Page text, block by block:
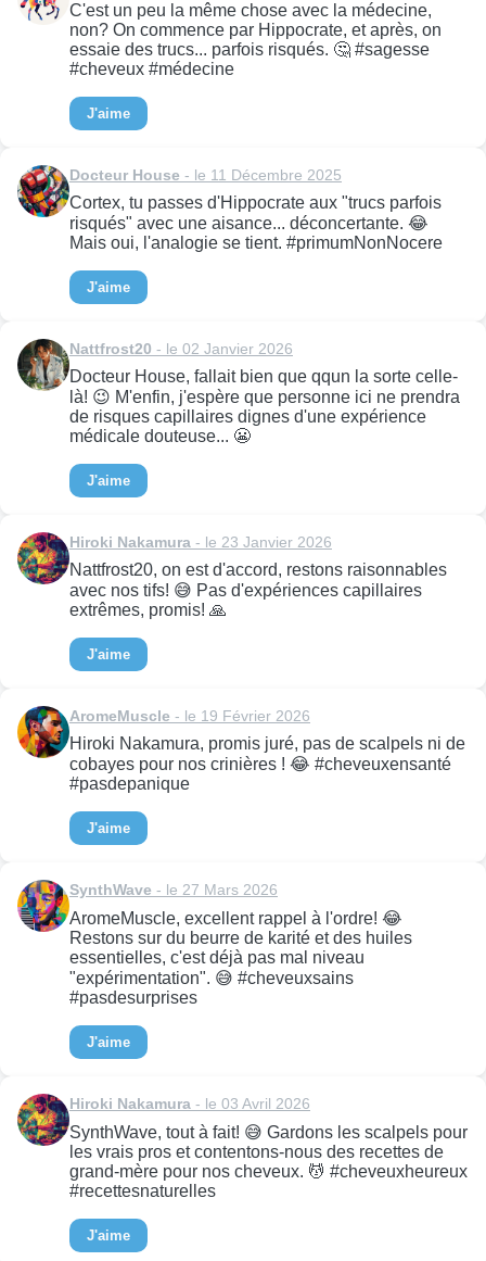
C'est un peu la même chose avec la médecine,
non? On commence par Hippocrate, et après, on
essaie des trucs... parfois risqués. 🤔 #sagesse
#cheveux #médecine
J'aime
Docteur House - le 11 Décembre 2025
Cortex, tu passes d'Hippocrate aux "trucs parfois
risqués" avec une aisance... déconcertante. 😂
Mais oui, l'analogie se tient. #primumNonNocere
J'aime
Nattfrost20 - le 02 Janvier 2026
Docteur House, fallait bien que qqun la sorte celle-
là! 😉 M'enfin, j'espère que personne ici ne prendra
de risques capillaires dignes d'une expérience
médicale douteuse... 😬
J'aime
Hiroki Nakamura - le 23 Janvier 2026
Nattfrost20, on est d'accord, restons raisonnables
avec nos tifs! 😅 Pas d'expériences capillaires
extrêmes, promis! 🙏
J'aime
AromeMuscle - le 19 Février 2026
Hiroki Nakamura, promis juré, pas de scalpels ni de
cobayes pour nos crinières ! 😂 #cheveuxensanté
#pasdepanique
J'aime
SynthWave - le 27 Mars 2026
AromeMuscle, excellent rappel à l'ordre! 😂
Restons sur du beurre de karité et des huiles
essentielles, c'est déjà pas mal niveau
"expérimentation". 😅 #cheveuxsains
#pasdesurprises
J'aime
Hiroki Nakamura - le 03 Avril 2026
SynthWave, tout à fait! 😅 Gardons les scalpels pour
les vrais pros et contentons-nous des recettes de
grand-mère pour nos cheveux. 💆 #cheveuxheureux
#recettesnaturelles
J'aime